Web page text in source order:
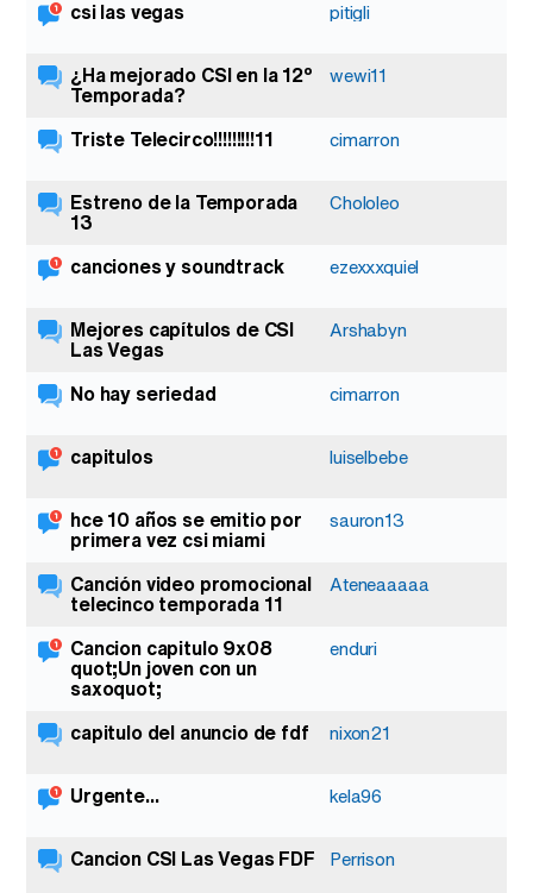
csi las vegas pitigli
¿Ha mejorado CSI en la 12º
Temporada?
wewi11
Triste Telecirco!!!!!!!!!11 cimarron
Estreno de la Temporada
13
Chololeo
canciones y soundtrack ezexxxquiel
Mejores capítulos de CSI
Las Vegas
Arshabyn
No hay seriedad cimarron
capitulos luiselbebe
hce 10 años se emitio por
primera vez csi miami
sauron13
Canción video promocional
telecinco temporada 11
Ateneaaaaa
Cancion capitulo 9x08
quot;Un joven con un
saxoquot;
enduri
capitulo del anuncio de fdf nixon21
Urgente... kela96
Cancion CSI Las Vegas FDF Perrison